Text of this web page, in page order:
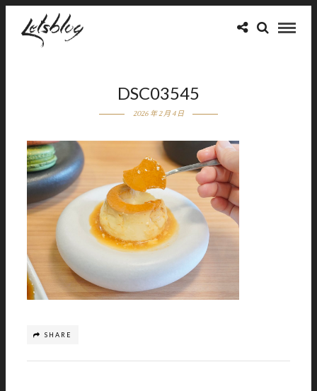
DSC03545
2026 年 2 月 4 日
SHARE